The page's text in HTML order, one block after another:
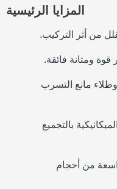
المزايا الرئيسية
من أثر التركيب.
ومتانة فائقة.
وطلاء مانع التسرب
بالتجميع
من أحجام